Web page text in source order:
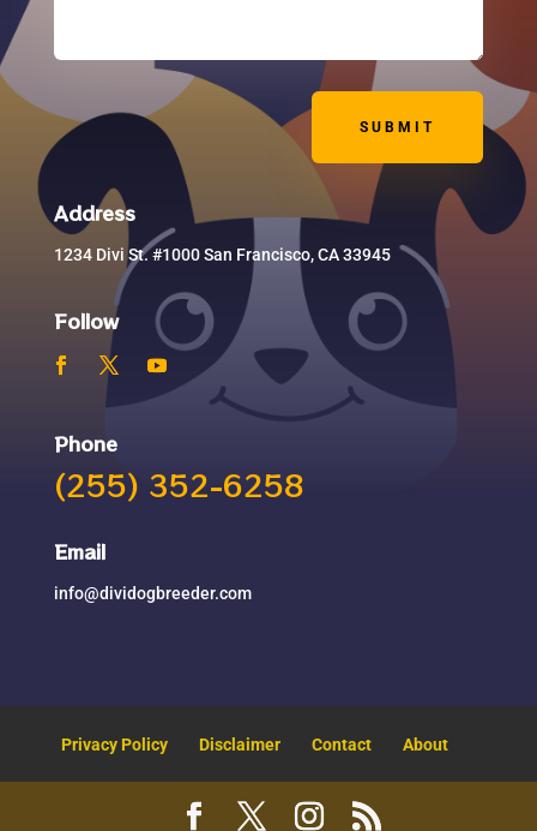
SUBMIT
Address
1234 Divi St. #1000 San Francisco, CA 33945
Follow
Phone
(255) 352-6258
Email
info@dividogbreeder.com
Privacy Policy Disclaimer Contact About